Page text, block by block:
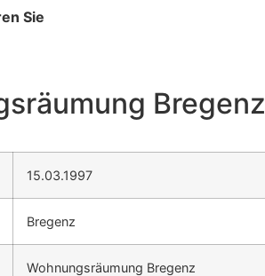
Sie
Bregenz
15.03.1997
Bregenz
Wohnungsräumung Bregenz